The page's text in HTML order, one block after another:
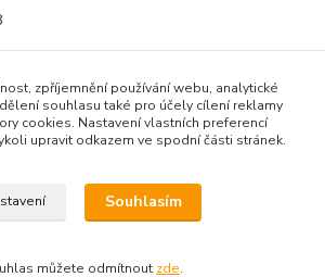
kategoriích
zpříjemnění používání webu, analytické
souhlasu také pro účely cílení reklamy
cookies. Nastavení vlastních preferencí
upravit odkazem ve spodní části stránek.
Souhlasím
můžete odmítnout zde.